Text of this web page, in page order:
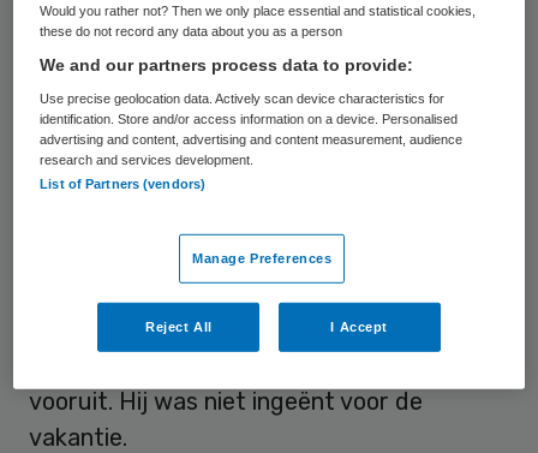
rond São Paulo, Rio de Janeiro en Bahia wil
inenten om verdere verspreiding tegen te
gaan.
Volgens het Rotterdamse universitaire
ziekenhuis kwam de man op 19 december
in Nederland. De dag ervoor was hij ziek
geworden. Hij had 40 graden koorts, was
misselijk en had diarree, hoofdpijn en
vooruit. Hij was niet ingeënt voor de
vakantie.
Would you rather not? Then we only place essential and statistical cookies,
these do not record any data about you as a person
We and our partners process data to provide:
Use precise geolocation data. Actively scan device characteristics for
identification. Store and/or access information on a device. Personalised
advertising and content, advertising and content measurement, audience
research and services development.
List of Partners (vendors)
Manage Preferences
Reject All I Accept